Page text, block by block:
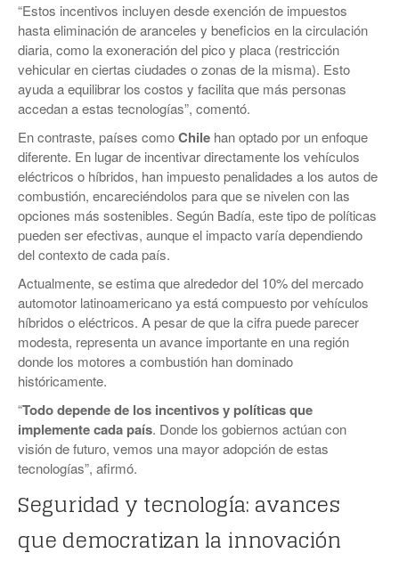
“Estos incentivos incluyen desde exención de impuestos
hasta eliminación de aranceles y beneficios en la circulación
diaria, como la exoneración del pico y placa (restricción
vehicular en ciertas ciudades o zonas de la misma). Esto
ayuda a equilibrar los costos y facilita que más personas
accedan a estas tecnologías”, comentó.
En contraste, países comoChile han optado por un enfoque
diferente. En lugar de incentivar directamente los vehículos
eléctricos o híbridos, han impuesto penalidades a los autos de
combustión, encareciéndolos para que se nivelen con las
opciones más sostenibles. Según Badía, este tipo de políticas
pueden ser efectivas, aunque el impacto varía dependiendo
del contexto de cada país.
Actualmente, se estima que alrededor del 10% del mercado
automotor latinoamericano ya está compuesto por vehículos
híbridos o eléctricos. A pesar de que la cifra puede parecer
modesta, representa un avance importante en una región
donde los motores a combustión han dominado
históricamente.
“Todo depende de los incentivos y políticas que
implemente cada país. Donde los gobiernos actúan con
visión de futuro, vemos una mayor adopción de estas
tecnologías”, afirmó.
Seguridad y tecnología: avances
que democratizan la innovación